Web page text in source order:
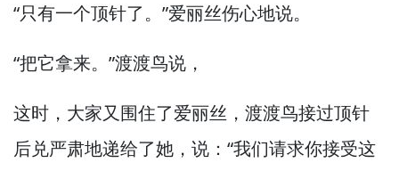
“只有一个顶针了。”爱丽丝伤心地说。
“把它拿来。”渡渡鸟说，
这时， 大家又围住了爱丽丝， 渡渡鸟接过顶针
后兑严肃地递给了她， 说：“我们请求你接受这